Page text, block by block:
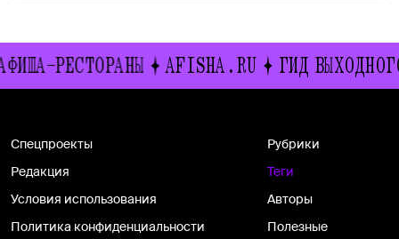
РЕСТОРАНЫ AFISHA.RU ГИД
Спецпроекты
Редакция
Условия использования
Политика конфиденциальности
Рубрики
Теги
Авторы
Полезные